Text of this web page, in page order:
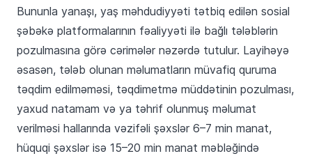
Bununla yanaşı, yaş məhdudiyyəti tətbiq edilən sosial
şəbəkə platformalarının fəaliyyəti ilə bağlı tələblərin
pozulmasına görə cərimələr nəzərdə tutulur. Layihəyə
əsasən, tələb olunan məlumatların müvafiq quruma
təqdim edilməməsi, təqdimetmə müddətinin pozulması,
yaxud natamam və ya təhrif olunmuş məlumat
verilməsi hallarında vəzifəli şəxslər 6–7 min manat,
hüquqi şəxslər isə 15–20 min manat məbləğində